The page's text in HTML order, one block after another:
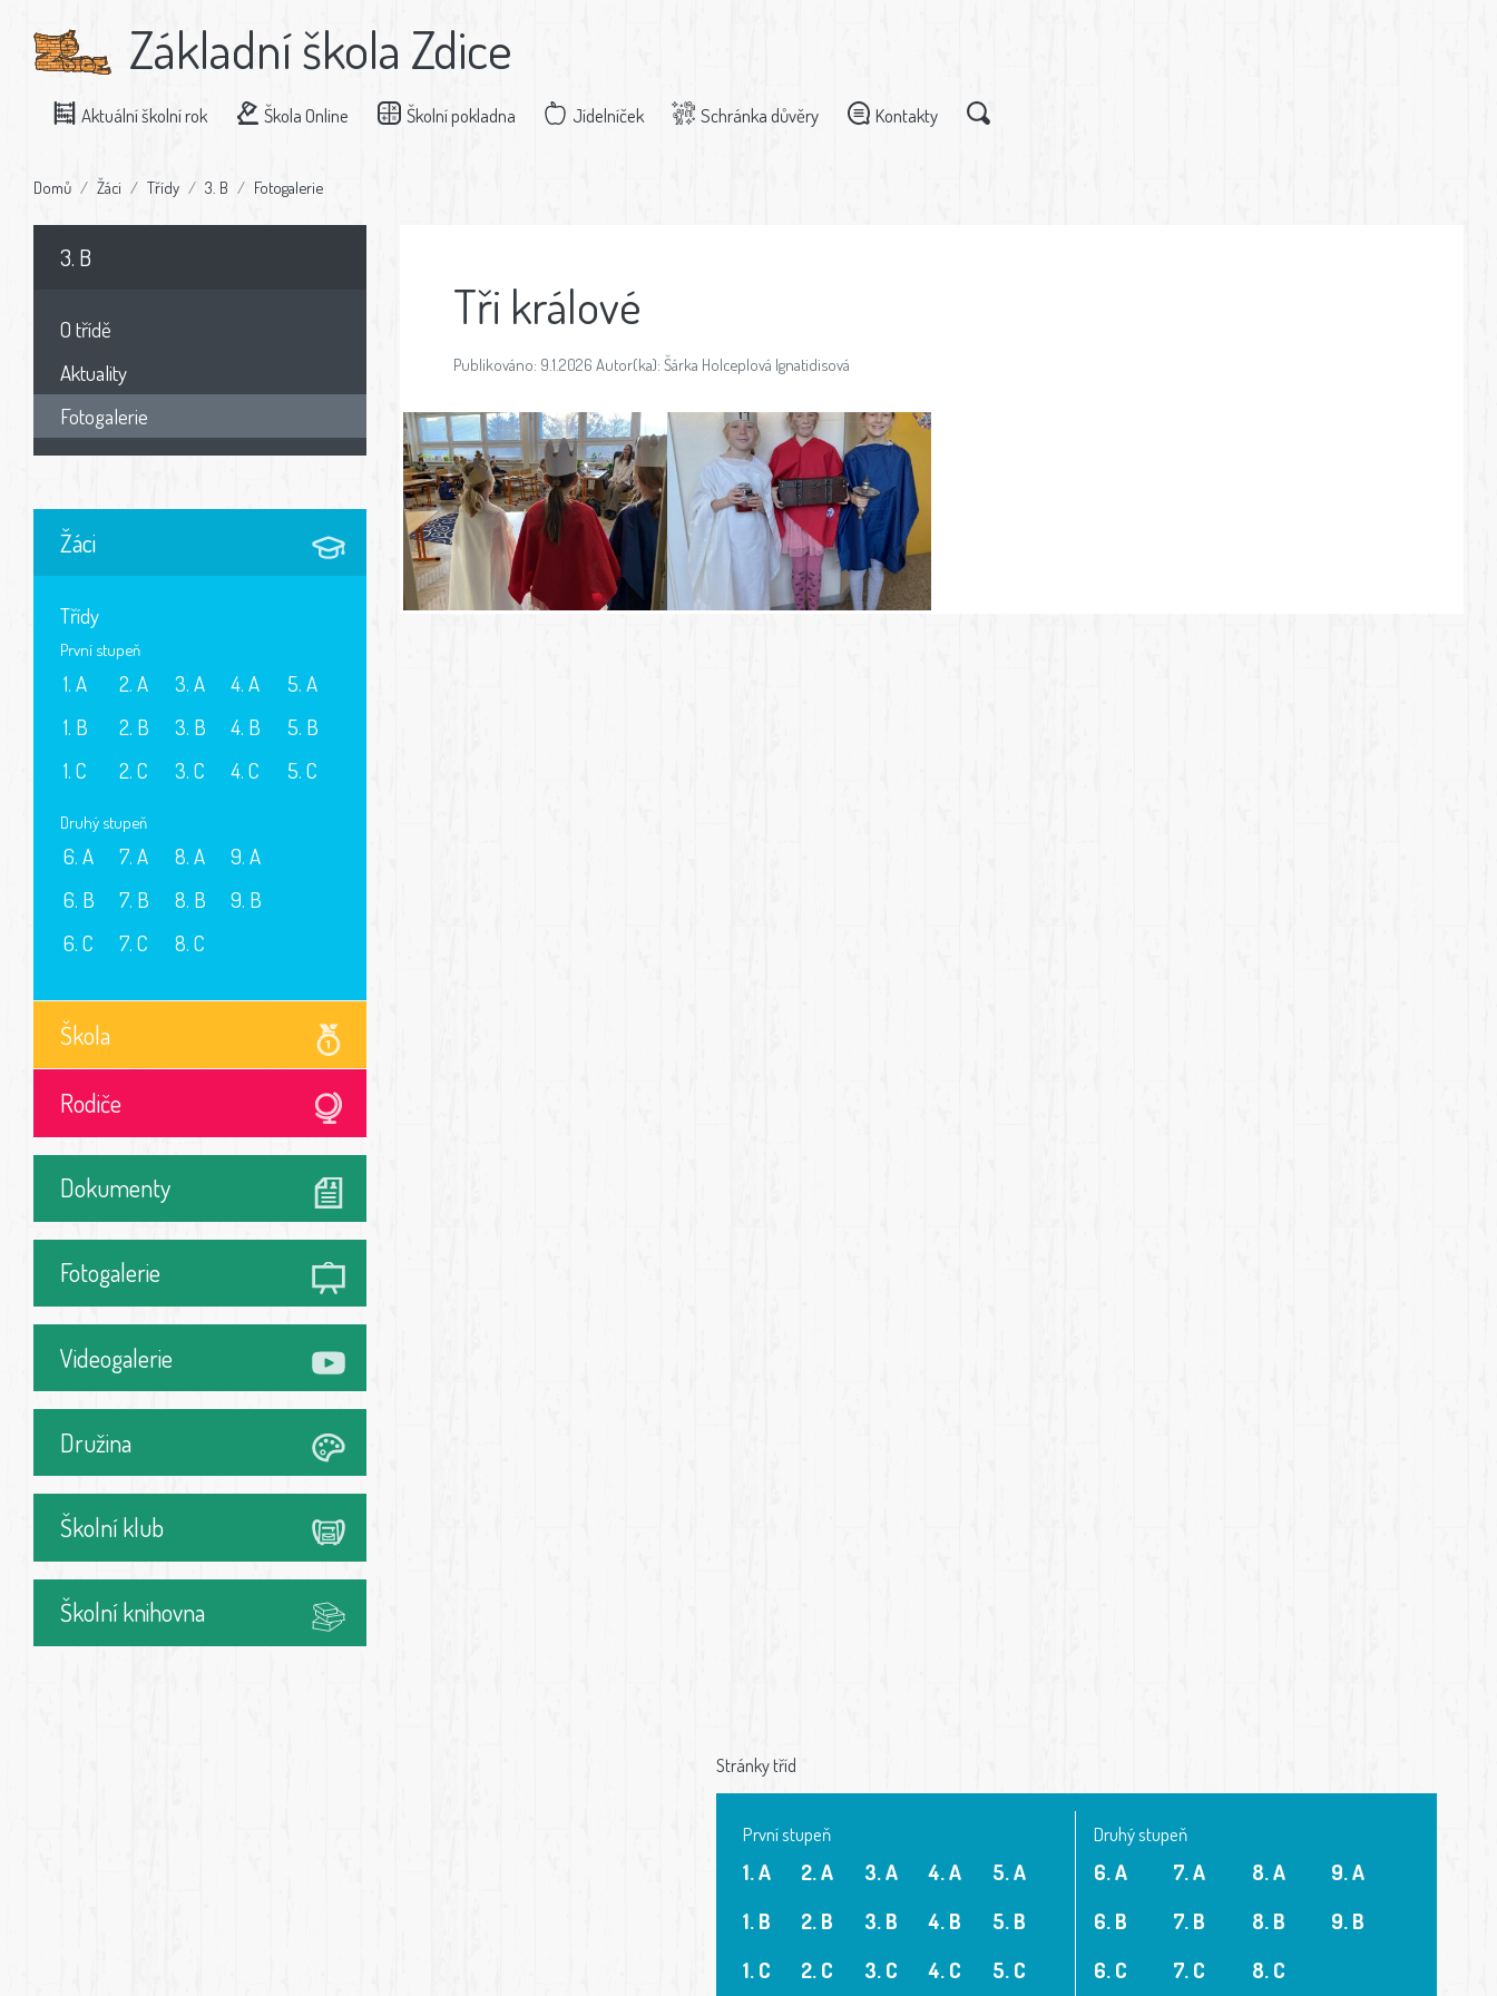
Základní škola Zdice
Aktuální školní rok Škola Online Školní pokladna Jídelníček Schránka důvěry Kontakty
Domů Žáci Třídy 3. B Fotogalerie
3. B
O třídě
Aktuality
Fotogalerie
Žáci
Třídy
První stupeň
1. A
1. B
1. C
2. A
2. B
2. C
3. A
3. B
3. C
4. A
4. B
4. C
5. A
5. B
5. C
Druhý stupeň
6. A
6. B
6. C
7. A
7. B
7. C
8. A
8. B
8. C
9. A
9. B
Škola
Rodiče
Dokumenty
Fotogalerie
Videogalerie
Družina
Školní klub
Školní knihovna
Tři králové
Publikováno: 9.1.2026 Autor(ka): Šárka Holceplová Ignatidisová
Stránky tříd
První stupeň
1. A
1. B
1. C
2. A
2. B
2. C
3. A
3. B
3. C
4. A
4. B
4. C
5. A
5. B
5. C
Druhý stupeň
6. A
6. B
6. C
7. A
7. B
7. C
8. A
8. B
8. C
9. A
9. B